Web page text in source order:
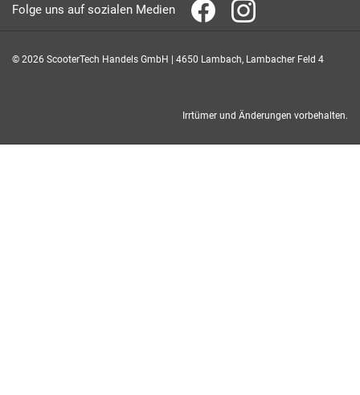
Folge uns auf sozialen Medien
© 2026 ScooterTech Handels GmbH | 4650 Lambach, Lambacher Feld 4
Irrtümer und Änderungen vorbehalten.